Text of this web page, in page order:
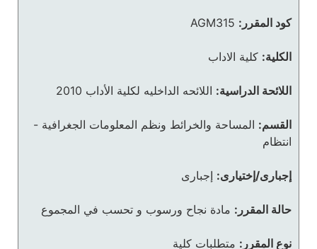
كود المقرر: AGM315
الكلية: كلية الاداب
اللائحة الدراسية: اللائحه الداخليه لكلية الأداب 2010
القسم: المساحة والخرائط ونظم المعلومات الجغرافية -
انتظام
إجبارى/إختيارى: إجبارى
حالة المقرر: مادة نجاح ورسوب و تحسب في المجموع
نوع المقرر: متطلبات كلية